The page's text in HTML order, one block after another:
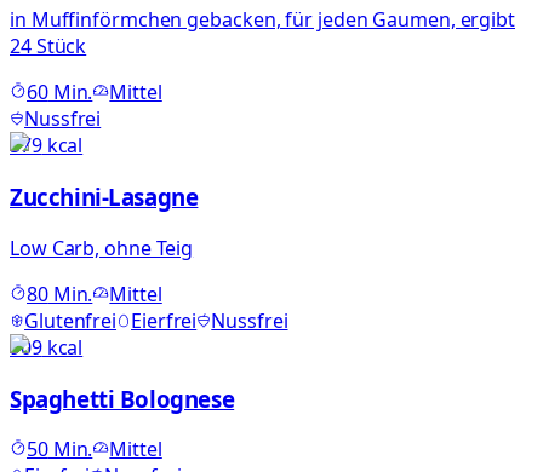
in Muffinförmchen gebacken, für jeden Gaumen, ergibt
24 Stück
60Min.
Mittel
Nussfrei
579kcal
Zucchini-Lasagne
Low Carb, ohne Teig
80Min.
Mittel
Glutenfrei
Eierfrei
Nussfrei
909kcal
Spaghetti Bolognese
50Min.
Mittel